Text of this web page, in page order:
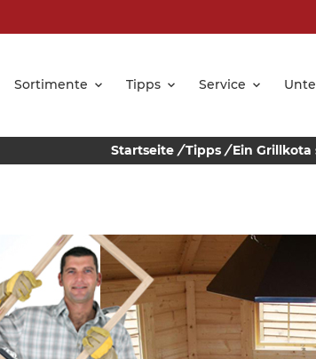
Sortimente Tipps Service
Startseite / Tipps / Ein